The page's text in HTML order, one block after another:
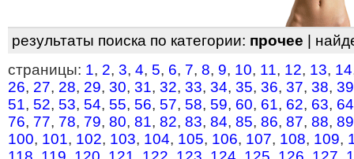
результаты поиска по категории: прочее |
страницы: 1, 2, 3, 4, 5, 6, 7, 8, 9, 10, 11, 12, 13, 14
26, 27, 28, 29, 30, 31, 32, 33, 34, 35, 36, 37, 38, 39
51, 52, 53, 54, 55, 56, 57, 58, 59, 60, 61, 62, 63, 64
76, 77, 78, 79, 80, 81, 82, 83, 84, 85, 86, 87, 88, 89
100, 101, 102, 103, 104, 105, 106, 107, 108, 109,